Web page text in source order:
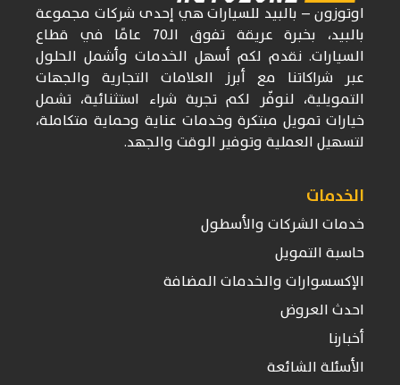
اوتوزون– بالبيد للسياراتهي إحدى شركات مجموعة
بالبيد، بخبرة عريقة تفوق الـ70
عامًا في قطاع
السيارات. نقدم لكم أسهل الخدمات وأشمل الحلول
عبر شراكاتنا مع أبرز العلامات التجارية والجهات
التمويلية، لنوفّر لكم تجربة شراء استثنائية، تشمل
خيارات تمويل مبتكرة وخدمات عناية وحماية متكاملة،
لتسهيل العملية وتوفير الوقت والجهد.
الخدمات
خدمات الشركات والأسطول
حاسبة التمويل
الإكسسوارات والخدمات المضافة
احدث العروض
أخبارنا
الأسئلة الشائعة